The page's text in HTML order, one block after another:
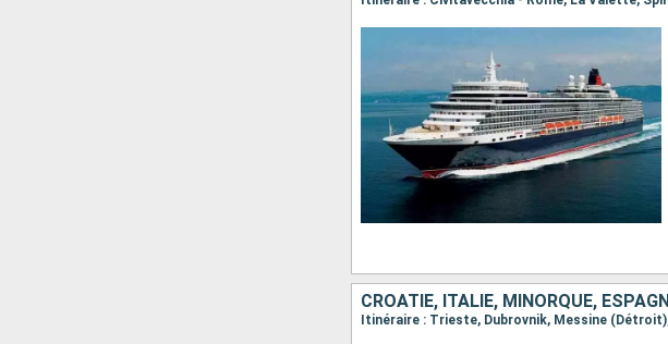
CROATIE, ITALIE, MINORQUE,